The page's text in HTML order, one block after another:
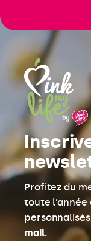
στα
περιεχόμενα
Profitez du
toute
mail.